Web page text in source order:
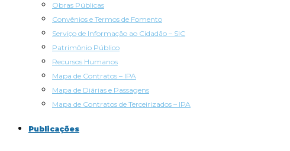
Obras Públicas
Convênios e Termos de Fomento
Serviço de Informação ao Cidadão – SIC
Patrimônio Público
Recursos Humanos
Mapa de Contratos – IPA
Mapa de Diárias e Passagens
Mapa de Contratos de Terceirizados – IPA
Publicações